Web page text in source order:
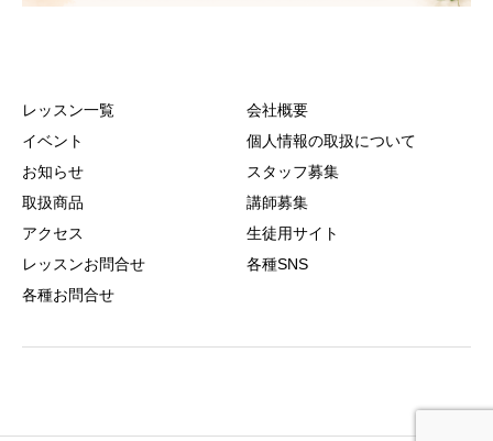
レッスン一覧
イベント
お知らせ
取扱商品
アクセス
レッスンお問合せ
各種お問合せ
会社概要
個人情報の取扱について
スタッフ募集
講師募集
生徒用サイト
各種SNS